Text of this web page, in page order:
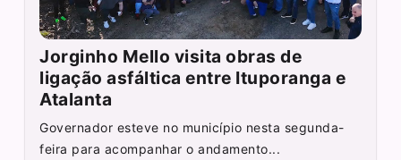
Jorginho Mello visita obras de
ligação asfáltica entre Ituporanga e
Atalanta
Governador esteve no município nesta segunda-
feira para acompanhar o andamento...